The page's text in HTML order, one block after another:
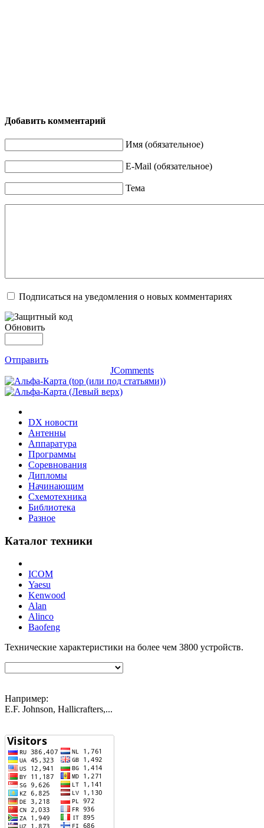
Добавить комментарий
Имя (обязательное)
E-Mail (обязательное)
Тема
Подписаться на уведомления о новых комментариях
Обновить
Отправить
JComments
DX новости
Антенны
Аппаратура
Программы
Соревнования
Дипломы
Начинающим
Схемотехника
Библиотека
Разное
Каталог техники
ICOM
Yaesu
Kenwood
Alan
Alinco
Baofeng
Технические характеристики на более чем 3800 устройств.
Например:
E.F. Johnson, Hallicrafters,...